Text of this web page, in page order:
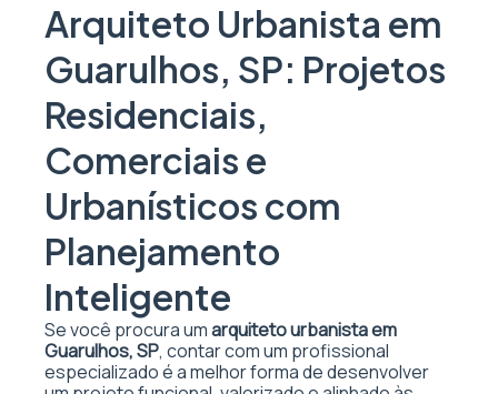
Arquiteto Urbanista em
Guarulhos, SP: Projetos
Residenciais,
Comerciais e
Urbanísticos com
Planejamento
Inteligente
Se você procura umarquiteto urbanista em
Guarulhos, SP, contar com um profissional
especializado é a melhor forma de desenvolver